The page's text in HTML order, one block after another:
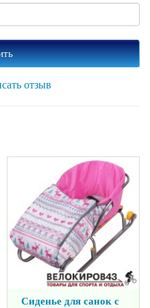
отзыв
Сиденье для санок с